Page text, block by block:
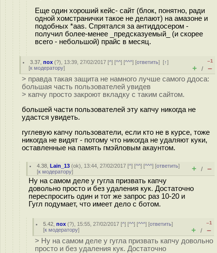
Еще один хороший кейс- сайт (блок, понятно, ради
одной хомстранички такое не делают) на амазоне и
подобных *aas. Спрятался за антиддосером -
получил более-менее _предсказуемый_ (и скорее
всего - небольшой) прайс в месяц.
3.37 ,пох (?), 13:39, 27/02/2017 [^] [^^] [^^^] [ответить][↑]
[к модератору]
–1
+ / –
> правда такая защита не намного лучше самого ддоса:
большая часть пользователей увидев
> капчу просто закроют вкладку с таким сайтом.
большей части пользователей эту капчу никогда не
удастся увидеть.
гуглевую капчу пользователи, если кто не в курсе, тоже
никогда не видят - потому что никогда не удаляют куки,
оставленные на память гмэйловым акаунтом.
4.38 ,Lain_13 (ok), 13:44, 27/02/2017 [^] [^^] [^^^] [ответить]
[к модератору] + / –
Ну на самом деле у гугла призвать капчу
довольно просто и без удаления кук. Достаточно
переспросить один и тот же запрос раз 10-20 и
Гугл подумает, что имеет дело с ботом.
5.42 ,пох (?), 15:55, 27/02/2017 [^] [^^] [^^^] [ответить]
[к модератору]
–1
+ / –
> Ну на самом деле у гугла призвать капчу довольно
просто и без удаления кук. Достаточно